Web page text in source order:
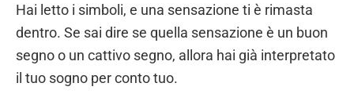
Hai letto i simboli, e una sensazione ti è rimasta
dentro. Se sai dire se quella sensazione è un buon
segno o un cattivo segno, allora hai già interpretato
il tuo sogno per conto tuo.